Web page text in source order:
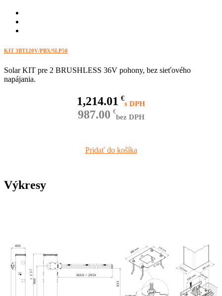
KIT 3BT120V/PBX/SLP50
Solar KIT pre 2 BRUSHLESS 36V pohony, bez sieťového
napájania.
€
1,214.01
€
987.00 bez DPH
Pridať do košíka
Výkresy